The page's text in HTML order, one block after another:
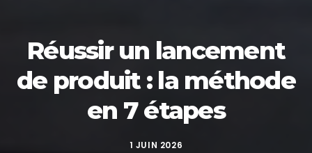
Réussir un lancement
de produit : la méthode
en 7 étapes
1 JUIN 2026